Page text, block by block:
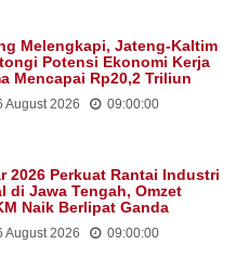
Melengkapi, Jateng-Kaltim
Potensi Ekonomi Kerja
Mencapai Rp20,2 Triliun
2026 09:00:00
2026 Perkuat Rantai Industri
di Jawa Tengah, Omzet
Naik Berlipat Ganda
2026 09:00:00